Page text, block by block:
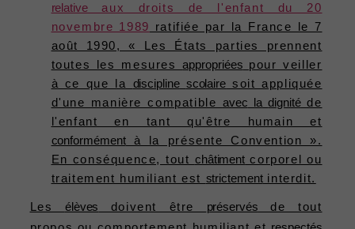
relativeaux droits de l'enfant du 20
novembre 1989
ratifiée par la France le 7
août 1990, « Les États parties prennent
toutes les mesuresappropriées pour veiller
à ce que la discipline scolaire soit appliquée
d'une manière compatible avec la dignitéde
l'enfant en tant qu'être humain et
conformémentà la présente Convention ».
En conséquence, tout châtiment corporel ou
traitement humiliant est strictementinterdit.
Les élèves doivent être préservés de tout